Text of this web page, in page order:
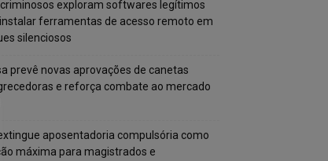
exploram softwares legítimos
ferramentas de acesso remoto em
silenciosos
prevê novas aprovações de canetas
e reforça combate ao mercado
extingue aposentadoria compulsória como
máxima para magistrados e